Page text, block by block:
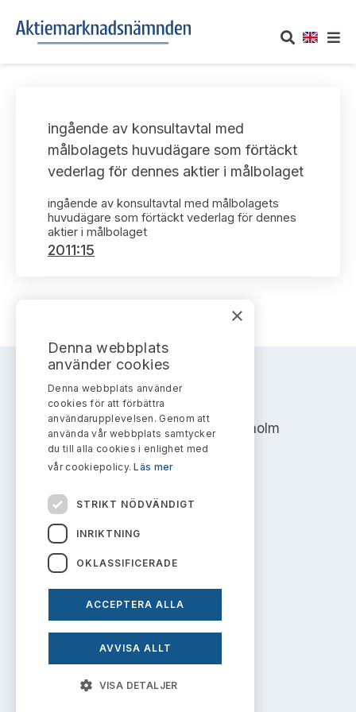
Om oss
Vårt uppdrag
Informationsgivning
Arbetssätt och jävsfrågor
Ledamöter
Huvudmän
Verksamhetsberättelser
Publikationer och anföranden
UTTALANDEN
Om nämndens uttalanden
Framställningar och konsultation
Uttalanden sorterade efter publiceringsdatum
Uttalanden sorterade ämnesvis
Sök uttalanden
Avgifter
Prenumerera
TAKEOVER-REGLER
Takeover-regler för reglerade marknader och vissa
handelsplattformar
AKTUELLT
Bildarkiv
Kontakt angående ansökningar och uttalanden
Kontakt administrativa ärenden
ingående av konsultavtal med
målbolagets huvudägare som förtäckt
vederlag för dennes aktier i målbolaget
ingående av konsultavtal med målbolagets
huvudägare som förtäckt vederlag för dennes
aktier i målbolaget
2011:15
AKTIEMARKNADSNÄMNDEN
Address: Box 7354, 103 90 Stockholm
info@aktiemarknadsnamnden.se
Om innehållet
Om webbplatsen
Prenumerera på uttalanden
×
Denna webbplats
använder cookies
Denna webbplats använder
cookies för att förbättra
användarupplevelsen. Genom att
använda vår webbplats samtycker
du till alla cookies i enlighet med
vår cookiepolicy.Läs mer
STRIKT NÖDVÄNDIGT
INRIKTNING
OKLASSIFICERADE
ACCEPTERA ALLA
AVVISA ALLT
VISA DETALJER